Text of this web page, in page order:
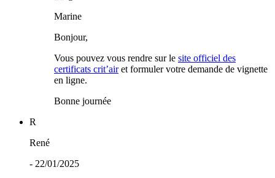
Marine
Bonjour,
Vous pouvez vous rendre sur le site officiel des
certificats crit’airet formuler votre demande de vignette
en ligne.
Bonne journée
R
René
- 22/01/2025